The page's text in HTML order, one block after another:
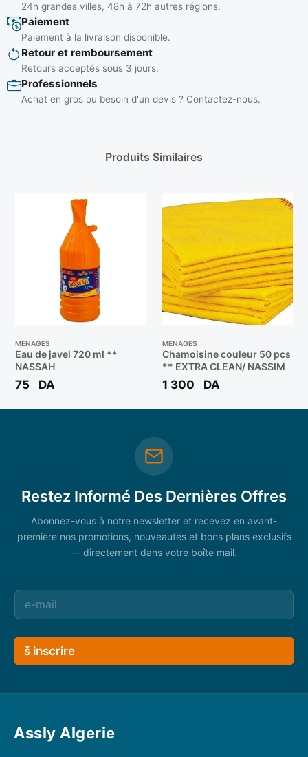
24h grandes villes, 48h à 72h autres régions.
Paiement
Paiement à la livraison disponible.
Retour et remboursement
Retours acceptés sous 3 jours.
Professionnels
Achat en gros ou besoin d'un devis ? Contactez-nous.
Produits Similaires
MENAGES
Eau de javel 720 ml **
NASSAH
75 DA
MENAGES
Chamoisine couleur 50 pcs
** EXTRA CLEAN/ NASSIM
1 300 DA
Restez Informé Des Dernières Offres
Abonnez-vous à notre newsletter et recevez en avant-
première nos promotions, nouveautés et bons plans exclusifs
— directement dans votre boîte mail.
š inscrire
Assly Algerie